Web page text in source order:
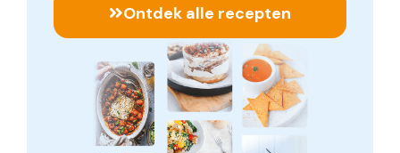
Ontdek alle recepten